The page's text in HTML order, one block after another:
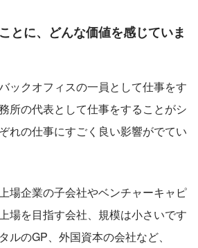
とに、どんな価値を感じていま
ックオフィスの一員として仕事をす
所の代表として仕事をすることがシ
れの仕事にすごく良い影響がでてい
場企業の子会社やベンチャーキャピ
場を目指す会社、規模は小さいです
ルのGP、外国資本の会社など、